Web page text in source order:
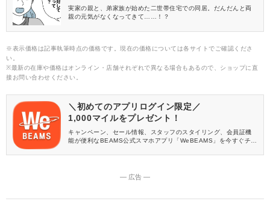
実家の親と、弟家族が始めた二世帯住宅での同居。だんだんと両
親の元気がなくなってきて……！？
※表示価格は記事執筆時点の価格です。現在の価格については各サイトでご確認くださ
い。
※最新の在庫や価格はオンライン・店舗それぞれで異なる場合もあるので、ショップに直
接お問い合わせください。
＼初めてのアプリログイン限定／
1,000マイルをプレゼント！
キャンペーン、セール情報、スタッフのスタイリング、会員証機
能が便利なBEAMS公式スマホアプリ「WeBEAMS」を今すぐチェ
― 広告 ―